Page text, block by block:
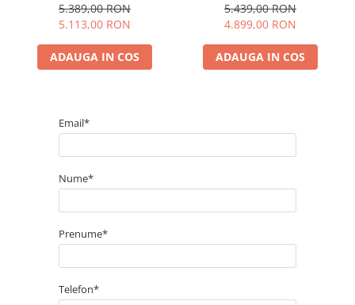
5.389,00 RON
5.113,00 RON
ADAUGA IN COS
5.439,00 RON
4.899,00 RON
ADAUGA IN COS
Email*
Nume*
Prenume*
Telefon*